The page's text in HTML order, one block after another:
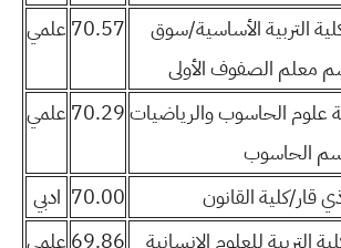
التربية الأساسية/سوق
معلم الصفوف الأولى
70.57 علمي
علوم الحاسوب والرياضيات
الحاسوب
70.29 علمي
قار/كلية القانون 70.00 ادبي
التربية للعلوم الانسانية
69.86 علمي